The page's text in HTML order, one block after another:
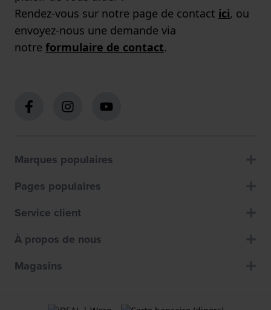
Rendez-vous sur notre page de contact ici, ou
envoyez-nous une demande via
notre formulaire de contact.
Marques populaires
Pages populaires
Service client
À propos de nous
Magasins